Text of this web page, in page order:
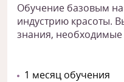
Обучение базовым
индустрию красоты.
знания, необходимые
1 месяц обучения